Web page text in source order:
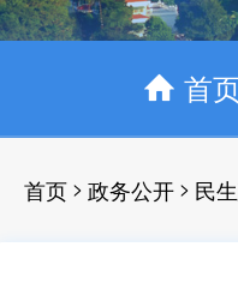
首
首页 > 政务公开 > 民